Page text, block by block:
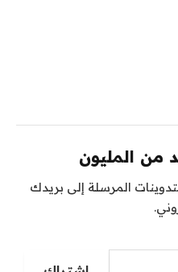
من المليون
المرسلة إلى بريدك